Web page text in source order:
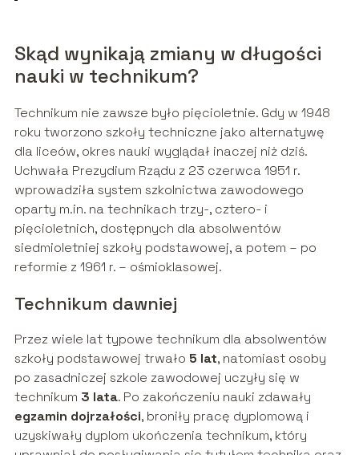
Skąd wynikają zmiany w długości
nauki w technikum?
Technikum nie zawsze było pięcioletnie. Gdy w 1948
roku tworzono szkoły techniczne jako alternatywę
dla liceów, okres nauki wyglądał inaczej niż dziś.
Uchwała Prezydium Rządu z 23 czerwca 1951 r.
wprowadziła system szkolnictwa zawodowego
oparty m.in. na technikach trzy-, cztero- i
pięcioletnich, dostępnych dla absolwentów
siedmioletniej szkoły podstawowej, a potem – po
reformie z 1961 r. – ośmioklasowej.
Technikum dawniej
Przez wiele lat typowe technikum dla absolwentów
szkoły podstawowej trwało 5 lat, natomiast osoby
po zasadniczej szkole zawodowej uczyły się w
technikum 3 lata. Po zakończeniu nauki zdawały
egzamin dojrzałości, broniły pracę dyplomową i
uzyskiwały dyplom ukończenia technikum, który